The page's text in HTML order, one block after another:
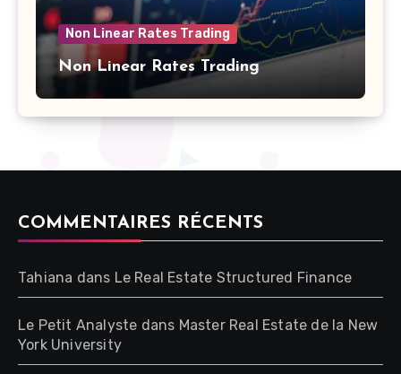
Non Linear Rates Trading
Non Linear Rates Trading
COMMENTAIRES RÉCENTS
Tahiana dans Le Real Estate Structured Finance
Le Petit Analyste dans Master Real Estate de la New
York University